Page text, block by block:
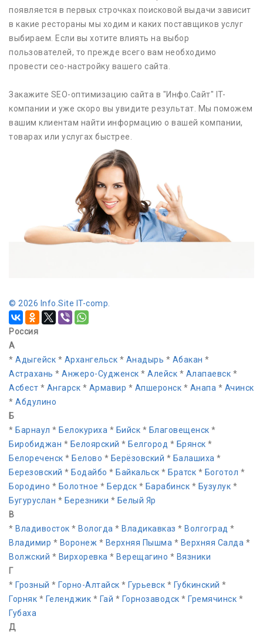
появляется в первых строчках поисковой выдачи зависит
в какие рестораны мы ходим и каких поставщиков услуг
выбираем. Если вы хотите влиять на выбор
пользователей, то прежде всего вам необходимо
провести сео-настройку вашего сайта.
Закажите SEO-оптимизацию сайта в "Инфо.Сайт" IT-
компании и уже скоро вы увидите результат. Мы поможем
вашим клиентам найти информацию о вашей компании,
товарах или услугах быстрее.
© 2026 lnfo.Site IT-comp.
Россия
А
* Адыгейск * Архангельск * Анадырь * Абакан *
Астрахань * Анжеро-Судженск * Алейск * Алапаевск *
Асбест * Ангарск * Армавир * Апшеронск * Анапа * Ачинск
* Абдулино
Б
* Барнаул * Белокуриха * Бийск * Благовещенск *
Биробиджан * Белоярский * Белгород * Брянск *
Белореченск * Белово * Берёзовский * Балашиха *
Березовский * Бодайбо * Байкальск * Братск * Боготол *
Бородино * Болотное * Бердск * Барабинск * Бузулук *
Бугуруслан * Березники * Белый Яр
В
* Владивосток * Вологда * Владикавказ * Волгоград *
Владимир * Воронеж * Верхняя Пышма * Верхняя Салда *
Волжский * Вирхоревка * Верещагино * Вязники
Г
* Грозный * Горно-Алтайск * Гурьевск * Губкинский *
Горняк * Геленджик * Гай * Горнозаводск * Гремячинск *
Губаха
Д